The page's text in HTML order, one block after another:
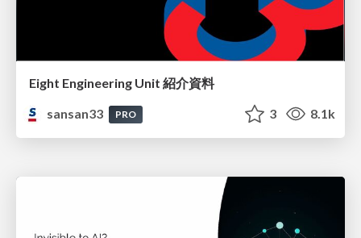
Eight Engineering Unit 紹介資料
sansan33
PRO 3 8.1k